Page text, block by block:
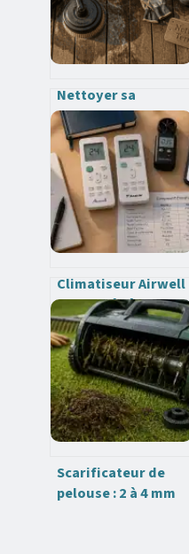
Nettoyer sa
terrasse au Kärcher
: 3 règles d’or pour
éviter les dégâts
Climatiseur Airwell
: fiabilité réelle ou
simple alternative
économique à
Daikin ?
Scarificateur de
pelouse : 2 à 4 mm